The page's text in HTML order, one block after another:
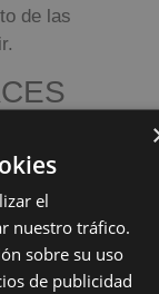
de las
de los
otros, links,
de búsqueda
web
el
nuestro tráfico.
sobre su uso
de publicidad